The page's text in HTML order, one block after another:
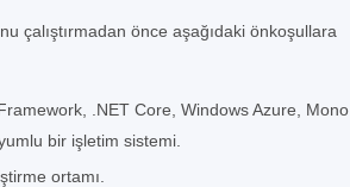
çalıştırmadan önce aşağıdaki önkoşullara
.NET Core, Windows Azure, Mono
bir işletim sistemi.
ortamı.